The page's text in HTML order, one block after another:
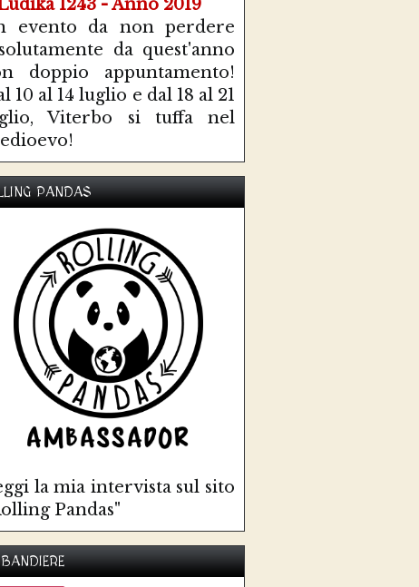
evento da non perdere
da quest'anno
doppio appuntamento!
10 al 14 luglio e dal 18 al 21
Viterbo si tuffa nel
PANDAS
la mia intervista sul sito
Pandas"